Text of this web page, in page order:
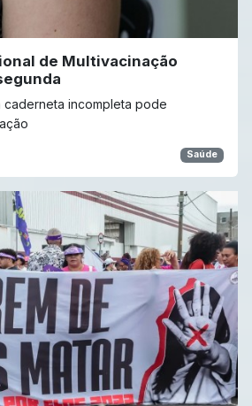
de Multivacinação
caderneta incompleta pode
Saúde